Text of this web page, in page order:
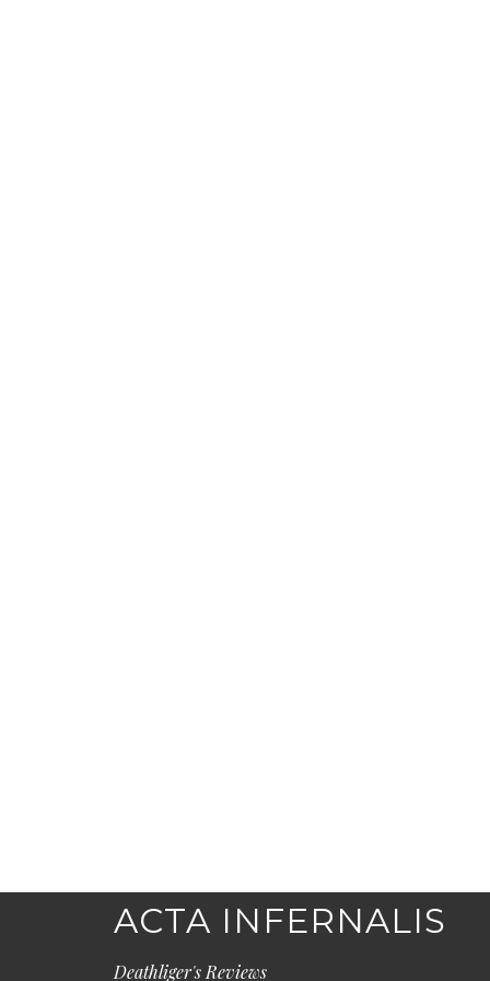
ACTA INFERNALIS
Deathliger's Reviews